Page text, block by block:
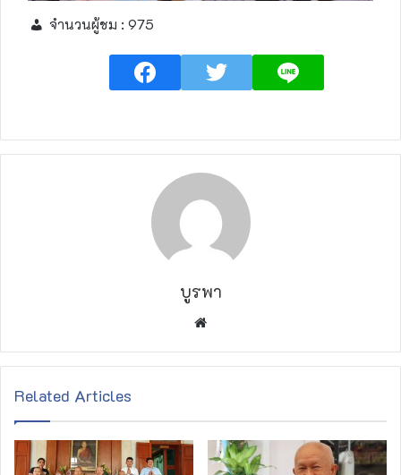
จำนวนผู้ชม : 975
บูรพา
b
Related Articles